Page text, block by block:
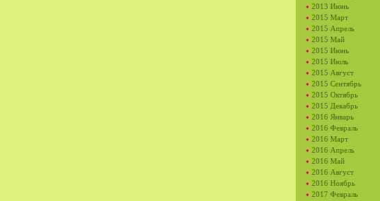
2013 Июнь
2015 Март
2015 Апрель
2015 Май
2015 Июнь
2015 Июль
2015 Август
2015 Сентябрь
2015 Октябрь
2015 Декабрь
2016 Январь
2016 Февраль
2016 Март
2016 Апрель
2016 Май
2016 Август
2016 Ноябрь
2017 Февраль